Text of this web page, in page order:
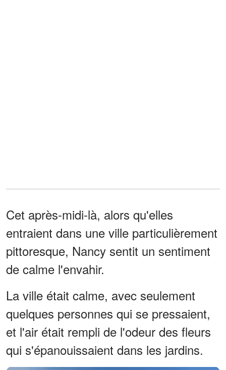
Cet après-midi-là, alors qu'elles
entraient dans une ville particulièrement
pittoresque, Nancy sentit un sentiment
de calme l'envahir.
La ville était calme, avec seulement
quelques personnes qui se pressaient,
et l'air était rempli de l'odeur des fleurs
qui s'épanouissaient dans les jardins.